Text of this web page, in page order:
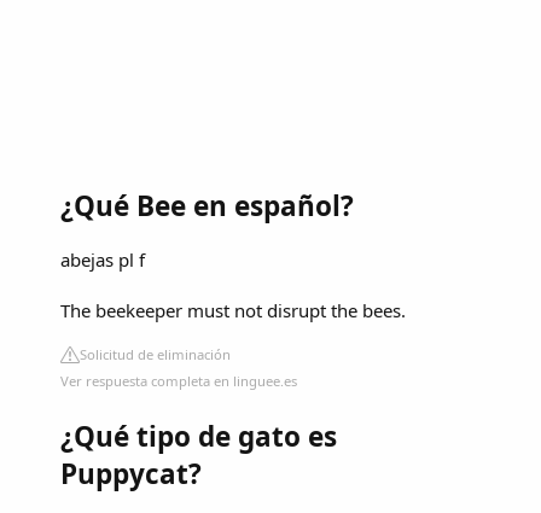
¿Qué Bee en español?
abejas pl f
The beekeeper must not disrupt the bees.
Solicitud de eliminación
Ver respuesta completa en linguee.es
¿Qué tipo de gato es
Puppycat?